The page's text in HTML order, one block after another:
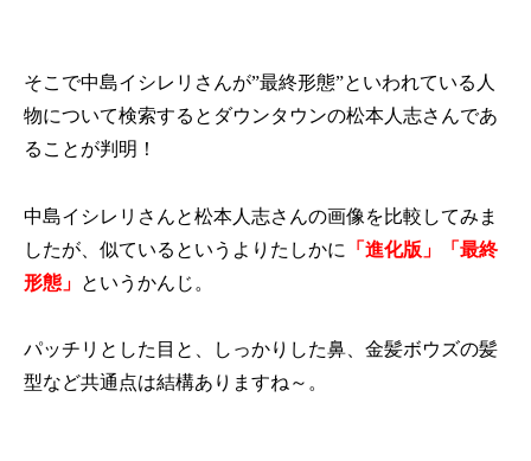
そこで中島イシレリさんが”最終形態”といわれている人
物について検索するとダウンタウンの松本人志さんであ
ることが判明！
中島イシレリさんと松本人志さんの画像を比較してみま
したが、似ているというよりたしかに
「進化版」「最終
形態」 というかんじ。
パッチリとした目と、しっかりした鼻、金髪ボウズの髪
型など共通点は結構ありますね～。